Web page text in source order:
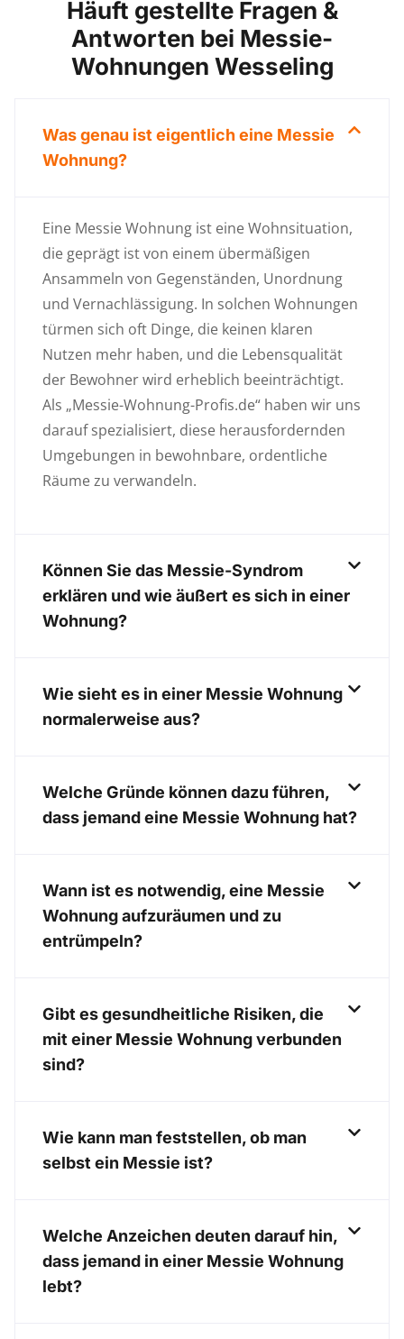
Häuft gestellte Fragen &
Antworten bei Messie-
Wohnungen Wesseling
Was genau ist eigentlich eine Messie
Wohnung?
Eine Messie Wohnung ist eine Wohnsituation,
die geprägt ist von einem übermäßigen
Ansammeln von Gegenständen, Unordnung
und Vernachlässigung. In solchen Wohnungen
türmen sich oft Dinge, die keinen klaren
Nutzen mehr haben, und die Lebensqualität
der Bewohner wird erheblich beeinträchtigt.
Als „Messie-Wohnung-Profis.de“ haben wir uns
darauf spezialisiert, diese herausfordernden
Umgebungen in bewohnbare, ordentliche
Räume zu verwandeln.
Können Sie das Messie-Syndrom
erklären und wie äußert es sich in einer
Wohnung?
Wie sieht es in einer Messie Wohnung
normalerweise aus?
Welche Gründe können dazu führen,
dass jemand eine Messie Wohnung hat?
Wann ist es notwendig, eine Messie
Wohnung aufzuräumen und zu
entrümpeln?
Gibt es gesundheitliche Risiken, die
mit einer Messie Wohnung verbunden
sind?
Wie kann man feststellen, ob man
selbst ein Messie ist?
Welche Anzeichen deuten darauf hin,
dass jemand in einer Messie Wohnung
lebt?